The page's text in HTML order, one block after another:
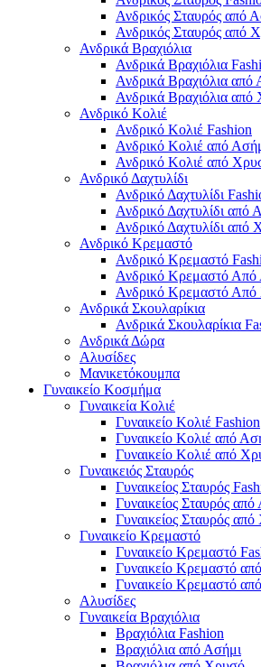
Ανδρικός Σταυρός από
Ανδρικός Σταυρός από
Ανδρικά Βραχιόλια
Ανδρικά Βραχιόλια
Ανδρικά Βραχιόλια από
Ανδρικά Βραχιόλια
Ανδρικό Κολιέ
Ανδρικό Κολιέ Fashion
Ανδρικό Κολιέ από
Ανδρικό Κολιέ από
Ανδρικό Δαχτυλίδι
Ανδρικό Δαχτυλίδι
Ανδρικό Δαχτυλίδι από
Ανδρικό Δαχτυλίδι από
Ανδρικό Κρεμαστό
Ανδρικό Κρεμαστό
Ανδρικό Κρεμαστό Από
Ανδρικό Κρεμαστό
Ανδρικά Σκουλαρίκια
Ανδρικά Σκουλαρίκια
Ανδρικά Δώρα
Αλυσίδες
Μανικετόκουμπα
Γυναικείο Κοσμήμα
Γυναικεία Κολιέ
Γυναικείο Κολιέ Fashion
Γυναικείο Κολιέ από
Γυναικείο Κολιέ από
Γυναικειός Σταυρός
Γυναικείος Σταυρός
Γυναικείος Σταυρός από
Γυναικείος Σταυρός
Γυναικείο Κρεμαστό
Γυναικείο Κρεμαστό
Γυναικείο Κρεμαστό
Γυναικείο Κρεμαστό
Αλυσίδες
Γυναικεία Βραχιόλια
Βραχιόλια Fashion
Βραχιόλια από Ασήμι